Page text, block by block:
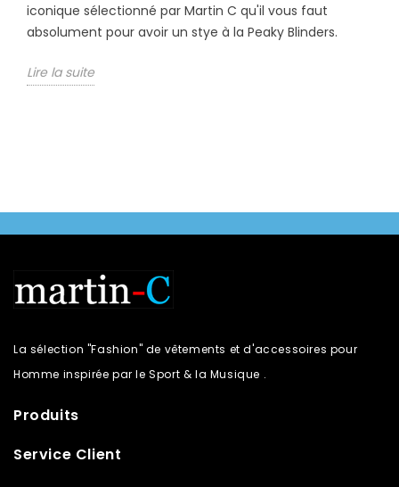
iconique sélectionné par Martin C qu'il vous faut
absolument pour avoir un stye à la Peaky Blinders.
Lire la suite
La sélection "Fashion" de vêtements et d'accessoires pour
Homme inspirée par le Sport & la Musique .
Produits
Service Client